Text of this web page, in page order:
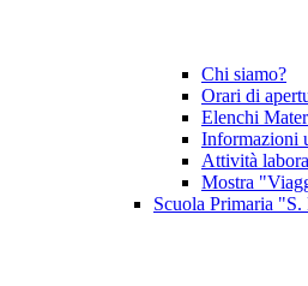
Chi siamo?
Orari di
Elenchi
Informazioni
Attività
Mostra
Scuola Primaria